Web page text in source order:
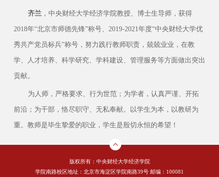
齐兰，中央财经大学经济学院教授、博士生导师，获得
2018年“北京市师德先锋”称号、2019-2021年度“中央财经大学优
秀共产党员标兵”称号，努力践行教师职责，兢兢业业，在教
学、人才培养、科学研究、学科建设、管理服务等方面做出突出
贡献。
为人师，严格要求、行为世范；为学者，认真严谨、开拓
前沿；为干部，恪尽职守、无私奉献。以学生为本，以教研为
重。教师是毕生挚爱的职业，学生是殷切永恒的希望！
版权所有：中央财经大学经济学院
学院南路校区地址：北京市海淀区学院南路39号 邮编：100081